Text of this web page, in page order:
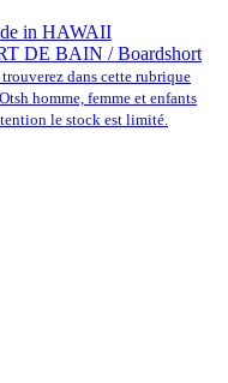
in HAWAII
DE BAIN / Boardshort
dans cette rubrique
homme, femme et enfants
le stock est limité.